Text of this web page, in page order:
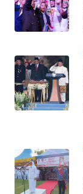
TENTANG
KAMI
PEDOMAN
MEDIA
SIBER
KARIR
DISCLAIMER